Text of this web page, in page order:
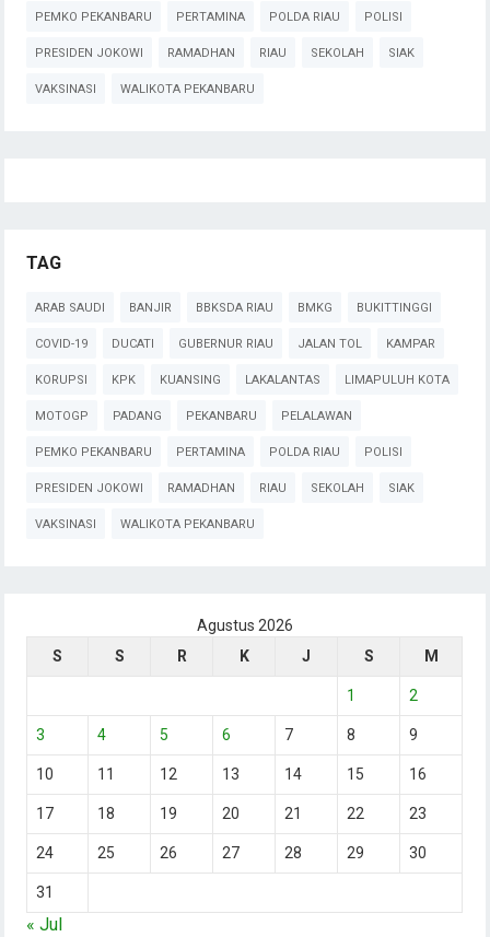
PEMKO PEKANBARU PERTAMINA POLDA RIAU POLISI
PRESIDEN JOKOWI RAMADHAN RIAU SEKOLAH SIAK
VAKSINASI WALIKOTA PEKANBARU
TAG
ARAB SAUDI BANJIR BBKSDA RIAU BMKG BUKITTINGGI
COVID-19 DUCATI GUBERNUR RIAU JALAN TOL KAMPAR
KORUPSI KPK KUANSING LAKALANTAS LIMAPULUH KOTA
MOTOGP PADANG PEKANBARU PELALAWAN
PEMKO PEKANBARU PERTAMINA POLDA RIAU POLISI
PRESIDEN JOKOWI RAMADHAN RIAU SEKOLAH SIAK
VAKSINASI WALIKOTA PEKANBARU
Agustus 2026
S
S R K J S M
1 2
3 4 5 6 7 8 9
10 11 12 13 14 15 16
17 18 19 20 21 22 23
24 25 26 27 28 29 30
31
« Jul